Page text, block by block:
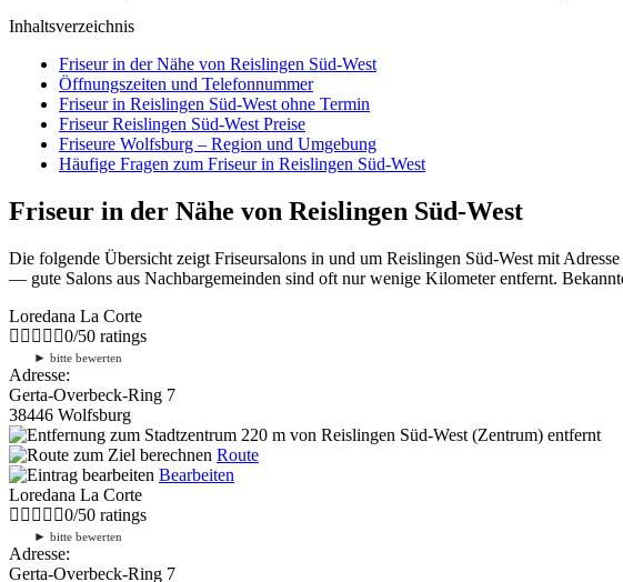
Inhaltsverzeichnis
Friseur in der Nähe von Reislingen Süd-West
Öffnungszeiten und Telefonnummer
Friseur in Reislingen Süd-West ohne Termin
Friseur Reislingen Süd-West Preise
Friseure Wolfsburg – Region und Umgebung
Häufige Fragen zum Friseur in Reislingen Süd-West
Friseur in der Nähe von Reislingen Süd-West
Die folgende Übersicht zeigt Friseursalons in und um Reislingen Süd-West mit
— gute Salons aus Nachbargemeinden sind oft nur wenige Kilometer entfernt.
Loredana La Corte
0/50 ratings
► bitte bewerten
Adresse:
Gerta-Overbeck-Ring 7
38446 Wolfsburg
220 m von Reislingen Süd-West (Zentrum) entfernt
Route
Bearbeiten
Loredana La Corte
0/50 ratings
► bitte bewerten
Adresse:
Gerta-Overbeck-Ring 7